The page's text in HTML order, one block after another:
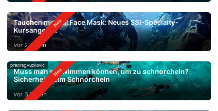
Tauchen mit Full Face Mask: Neues SSI-Specialty-
Kursangebot
vor 2 Tagen
predragvuckovic
Muss man schwimmen können, um zu schnorcheln?
Sicherheit beim Schnorcheln
vor 3 Tagen